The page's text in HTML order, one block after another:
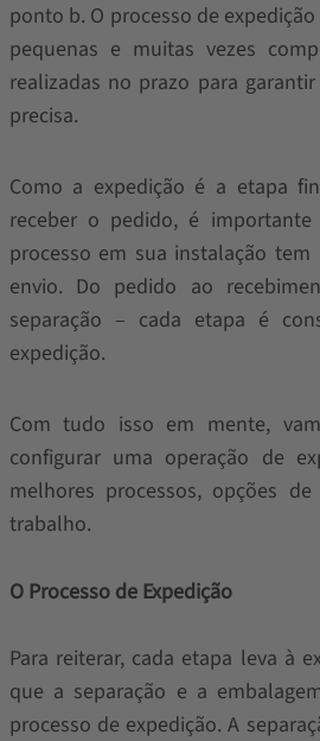
ponto b. O processo de
pequenas e muitas vezes
realizadas no prazo para
precisa.
Como a expedição é a etapa
receber o pedido, é importante
processo em sua instalação
envio. Do pedido ao
separação – cada etapa é
expedição.
Com tudo isso em mente,
configurar uma operação de
melhores processos, opções
trabalho.
O Processo de Expedição
Para reiterar, cada etapa leva à
que a separação e a
processo de expedição. A